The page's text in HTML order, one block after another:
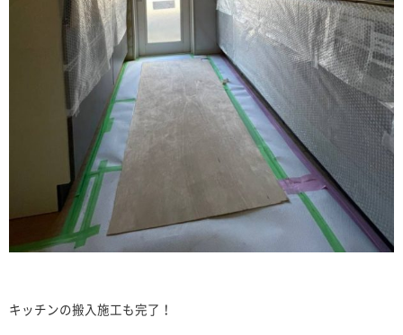
キッチンの搬入施工も完了！